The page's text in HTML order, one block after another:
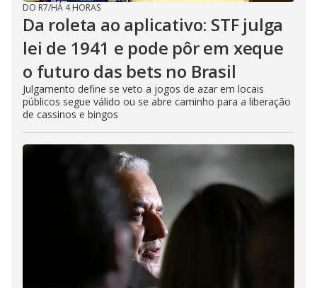
DO R7/HÁ 4 HORAS
Da roleta ao aplicativo: STF julga
lei de 1941 e pode pôr em xeque
o futuro das bets no Brasil
Julgamento define se veto a jogos de azar em locais
públicos segue válido ou se abre caminho para a liberação
de cassinos e bingos